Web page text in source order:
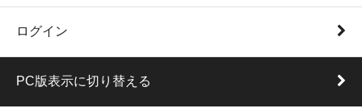
ログイン
PC版表示に切り替える